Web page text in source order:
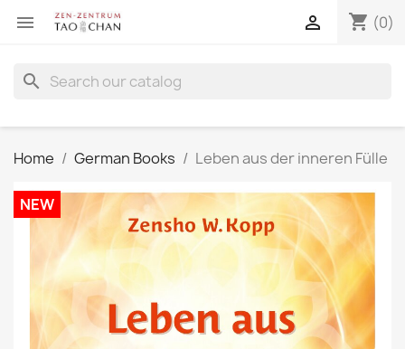
 shopping_cart (0)

search
Home German Books Leben aus der inneren Fülle
NEW